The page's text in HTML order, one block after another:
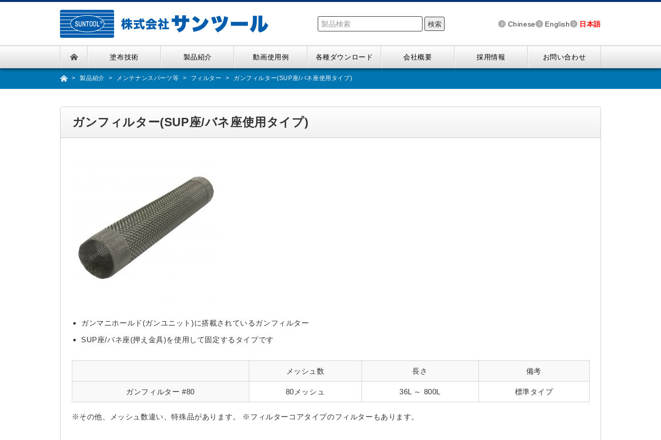
Skip
検索 Chinese English 日本語
塗布技術 製品紹介 動画使用例 各種ダウンロード 会社概要 採用情報 お問い合わせ
製品紹介 メンテナンスパーツ等 フィルター ガンフィルター(SUP座/バネ座使用タイプ)
ガンフィルター(SUP座/バネ座使用タイプ)
ガンマニホールド(ガンユニット)に搭載されているガンフィルター
SUP座/バネ座(押え金具)を使用して固定するタイプです
メッシュ数 長さ 備考
ガンフィルター #80 80メッシュ 36L ～ 800L 標準タイプ
※その他、メッシュ数違い、特殊品があります。 ※フィルターコアタイプのフィルターもあります。